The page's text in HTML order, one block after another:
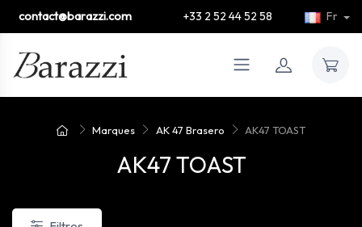
contact@barazzi.com +33 2 52 44 52 58 Fr
Marques AK 47 Brasero AK47 TOAST
AK47 TOAST